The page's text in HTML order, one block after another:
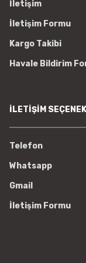
İletişim
İletişim Formu
Kargo Takibi
Havale Bildirim
İLETİŞİM
Telefon
Whatsapp
Gmail
İletişim Formu